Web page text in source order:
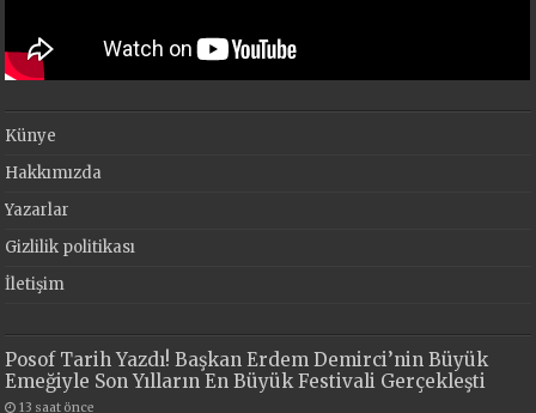
Künye
Hakkımızda
Yazarlar
Gizlilik politikası
İletişim
Posof Tarih Yazdı! Başkan Erdem Demirci’nin Büyük
Emeğiyle Son Yılların En Büyük Festivali Gerçekleşti
13 saat önce